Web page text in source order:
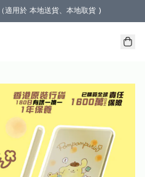
適用於 本地送貨、本地取貨 )